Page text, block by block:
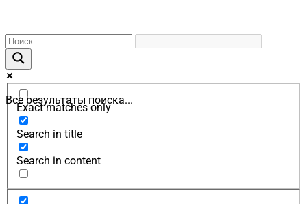
Все результаты поиска...
Exact matches only
Search in title
Search in content